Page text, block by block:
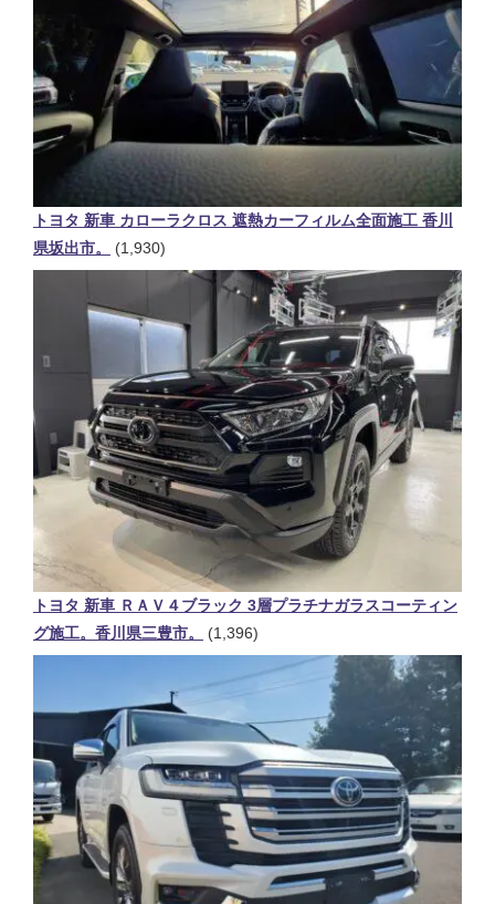
トヨタ 新車 カローラクロス 遮熱カーフィルム全面施工 香川
県坂出市。
(1,930)
トヨタ 新車 ＲＡＶ４ブラック 3層プラチナガラスコーティン
グ施工。香川県三豊市。
(1,396)